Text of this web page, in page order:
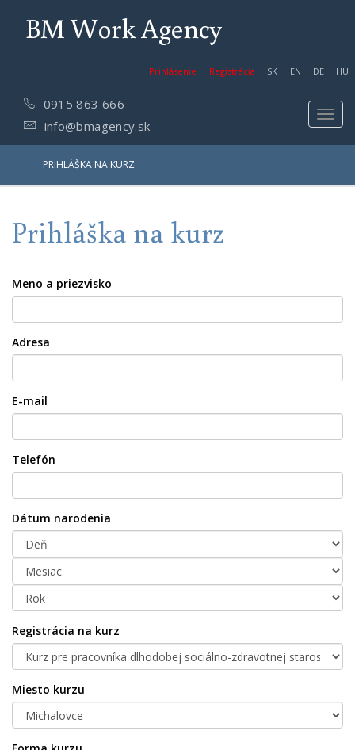
BM Work Agency
Prihlásenie Registrácia SK EN DE HU
0915 863 666
info@bmagency.sk
PRIHLÁŠKA NA KURZ
Prihláška na kurz
Meno a priezvisko
Adresa
E-mail
Telefón
Dátum narodenia
Registrácia na kurz
Miesto kurzu